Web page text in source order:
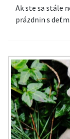
Ak ste sa stále
prázdnin s